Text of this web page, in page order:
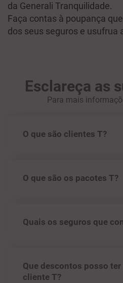
da Generali Tranquilidade.
Faça contas à poupança
dos seus seguros e usufrua
Esclareça as
Para mais
O que são clientes T?
O que são os pacotes T?
Quais os seguros que
Que descontos posso ter
cliente T?